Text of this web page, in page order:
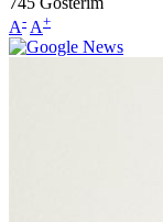
A- A+